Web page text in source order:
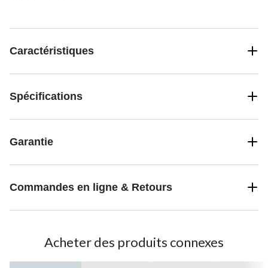
Caractéristiques
Spécifications
Garantie
Commandes en ligne & Retours
Acheter des produits connexes